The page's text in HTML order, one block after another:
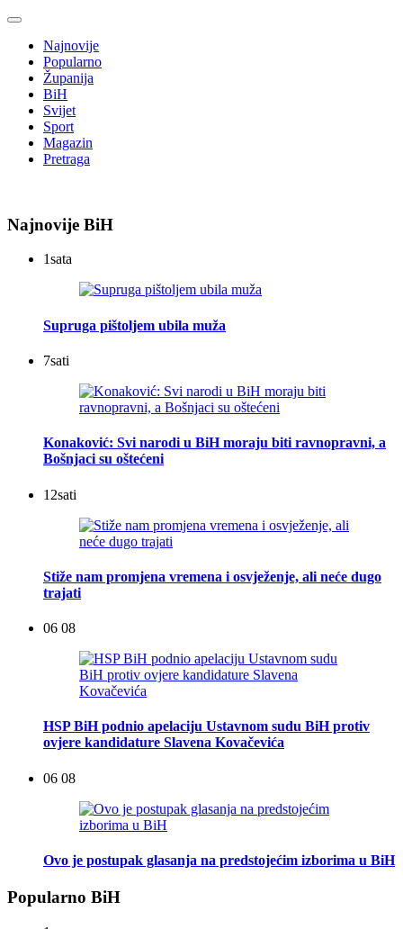
Najnovije
Popularno
Županija
BiH
Svijet
Sport
Magazin
Pretraga
Najnovije BiH
1sata
Supruga pištoljem ubila muža
7sati
Konaković: Svi narodi u BiH moraju biti ravnopravni, a
Bošnjaci su oštećeni
12sati
Stiže nam promjena vremena i osvježenje, ali neće dugo
trajati
06 08
HSP BiH podnio apelaciju Ustavnom sudu BiH protiv
ovjere kandidature Slavena Kovačevića
06 08
Ovo je postupak glasanja na predstojećim izborima u BiH
Popularno BiH